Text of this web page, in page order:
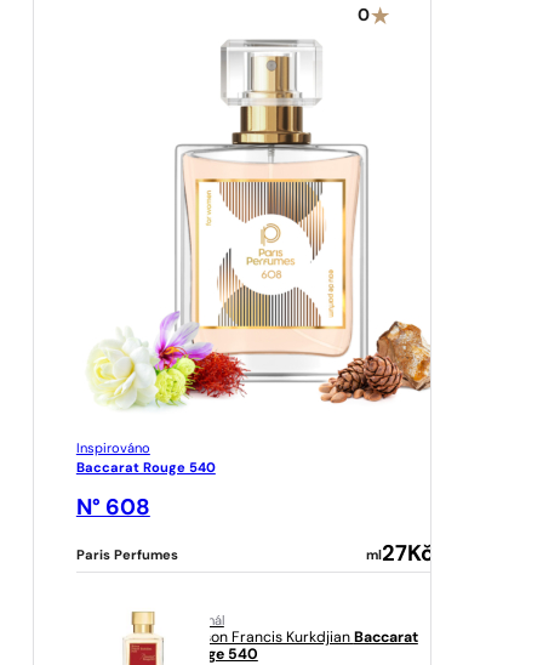
0
Inspirováno
Baccarat Rouge 540
N° 608
Paris Perfumes ml 27Kč
originál
Maison Francis Kurkdjian Baccarat
Rouge 540